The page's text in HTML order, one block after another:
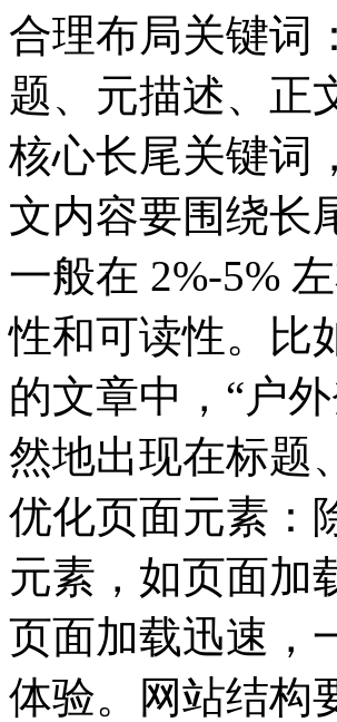
合理布局关键词
题、元描述、正
核心长尾关键词
文内容要围绕长
一般在 2%-5%
性和可读性。比
的文章中，“户
然地出现在标题
优化页面元素：
元素，如页面加
页面加载迅速，
体验。网站结构